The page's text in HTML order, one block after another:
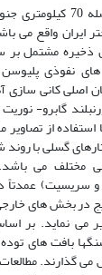
کانسار آهن کوه بابا در
ایران واقع می
ذخیره مشتمل
نفوذی
اصلی کانی سازی
گابرو-
گسلی با
مختلف می
و سریسیت)
در بخش های
می نماید. بر
بافت های
می گذارند.